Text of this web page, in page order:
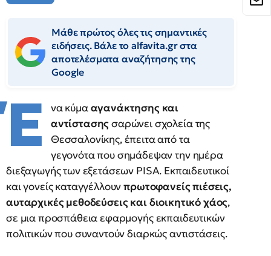
Μάθε πρώτος όλες τις σημαντικές
ειδήσεις. Βάλε το alfavita.gr στα
αποτελέσματα αναζήτησης της
Google
Έ να κύμααγανάκτησης και
αντίστασηςσαρώνει σχολεία της
Θεσσαλονίκης, έπειτα από τα
γεγονότα που σημάδεψαν την ημέρα
διεξαγωγής των εξετάσεων PISA. Εκπαιδευτικοί
και γονείς καταγγέλλουνπρωτοφανείς πιέσεις,
αυταρχικές μεθοδεύσεις και διοικητικό χάος,
σε μια προσπάθεια εφαρμογής εκπαιδευτικών
πολιτικών που συναντούν διαρκώς αντιστάσεις.